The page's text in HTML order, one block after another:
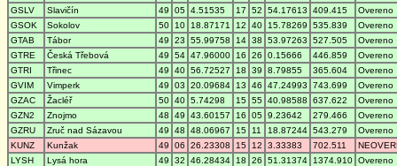
GSLV
Slavičín 49 05 4.51535 17 52 54.17613 409.415
Overeno
GSOK
Sokolov 50 10 18.87171 12 40 15.78269 535.839
Overeno
GTAB
Tábor 49 23 55.99758 14 38 53.97263 527.505
Overeno
GTRE
Česká Třebová 49 54 47.96000 16 26 0.15666 446.859
Overeno
GTRI
Třinec 49 40 56.72527 18 39 8.79855 365.604
Overeno
GVIM
Vimperk 49 03 20.09684 13 46 47.24993 743.699
Overeno
GZAC
Žacléř 50 40 5.74298 15 55 40.98588 637.622
Overeno
GZN2
Znojmo 48 49 43.60157 16 05 9.23642 279.466
Overeno
GZRU
Zruč nad Sázavou 49 48 48.06967 15 11 18.87244 543.279
Overeno
KUNZ
Kunžak 49 06 26.23308 15 12 3.33383 702.511
LYSH
Lysá hora 49 32 46.28434 18 26 51.31374 1374.910 Overeno